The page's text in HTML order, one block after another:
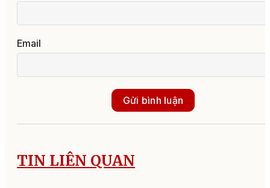
Email
Gửi bình luận
TIN LIÊN QUAN